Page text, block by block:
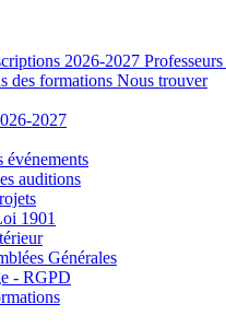
2026-2027 Professeurs
des formations Nous trouver
2027
événements
auditions
1901
Générales
- RGPD